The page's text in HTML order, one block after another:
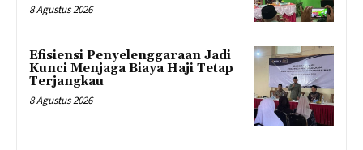
8 Agustus 2026
Efisiensi Penyelenggaraan Jadi
Kunci Menjaga Biaya Haji Tetap
Terjangkau
8 Agustus 2026